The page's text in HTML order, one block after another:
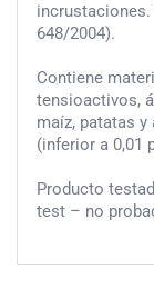
incrustaciones.
648/2004).
Contiene
tensioactivos,
maíz, patatas
(inferior a 0,01
Producto
test – no